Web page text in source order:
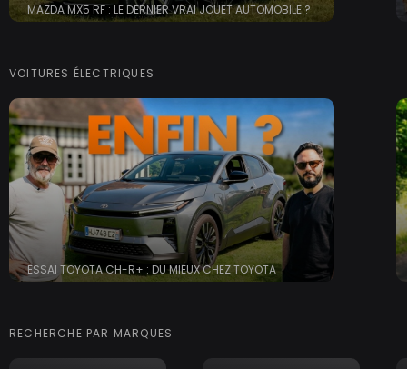
MAZDA MX5 RF : LE DERNIER VRAI JOUET AUTOMOBILE ?
VOITURES ÉLECTRIQUES
ESSAI TOYOTA CH-R+ : DU MIEUX CHEZ TOYOTA
RECHERCHE PAR MARQUES